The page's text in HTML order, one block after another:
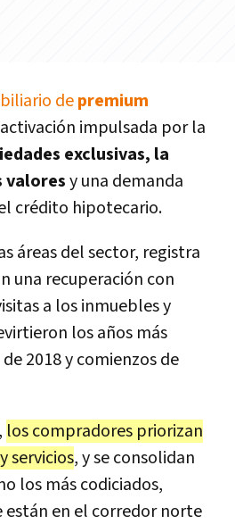
depremium
impulsada por la
exclusivas, la
valoresy una demanda
crédito hipotecario.
áreas del sector, registra
una recuperación con
a los inmuebles y
los años más
2018 y comienzos de
los compradores priorizan
servicios, y se consolidan
los más codiciados,
están en el corredor norte